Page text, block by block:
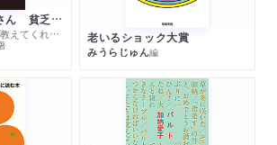
改訂版 金持ち父さん 貧乏父さん
─アメリカの金持ちが教えてくれるお金の哲学 老いるショック大賞
みうらじゅん編